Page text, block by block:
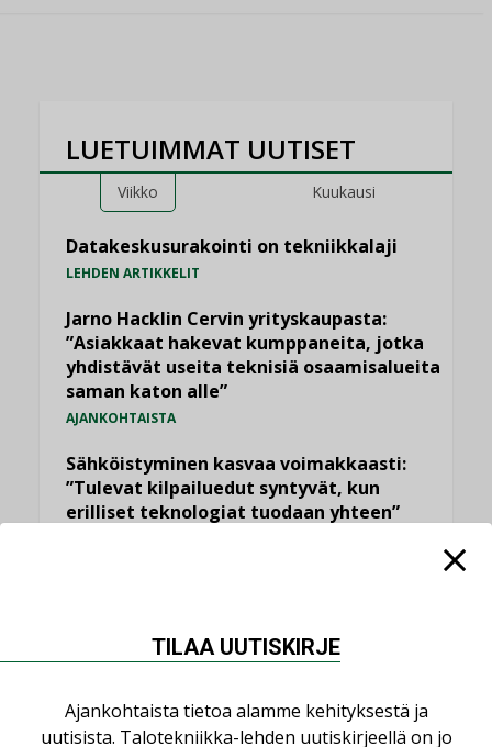
LUETUIMMAT UUTISET
Viikko Kuukausi
Datakeskusurakointi on tekniikkalaji
LEHDEN ARTIKKELIT
Jarno Hacklin Cervin yrityskaupasta:
”Asiakkaat hakevat kumppaneita, jotka
yhdistävät useita teknisiä osaamisalueita
saman katon alle”
AJANKOHTAISTA
Sähköistyminen kasvaa voimakkaasti:
”Tulevat kilpailuedut syntyvät, kun
erilliset teknologiat tuodaan yhteen”
LEHDEN ARTIKKELIT ,TILAAJILLE
pitäisi helpottaa arkea, ei monimutkaistaa
sitä”
TILAA UUTISKIRJE
Ajankohtaista tietoa alamme kehityksestä ja
uutisista. Talotekniikka-lehden uutiskirjeellä on jo